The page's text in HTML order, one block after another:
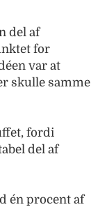
del af
for
var at
skulle samme
fordi
del af
én procent af